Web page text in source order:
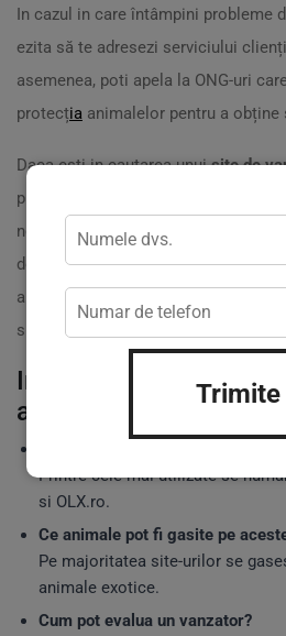
In cazul in care întâmpini probleme
ezita să te adresezi serviciului
asemenea, poti apela la ONG-uri
protecția animalelor pentru a obține
Daca esti in cautarea unuisite de
profesionist și cu o paleta variata de
ne la
practicweb.md! Cu 20 de ani
domeniu, suntem pregătiți să te
ai nevoie. ☎️ Sună-ne la
site-ul nostru pentru informații
Intrebari frecvente
animale
Printre cele mai utilizate se
si OLX.ro.
Ce animale pot fi gasite pe
Pe majoritatea site-urilor se
animale exotice.
Cum pot evalua un vanzator?
Trimite